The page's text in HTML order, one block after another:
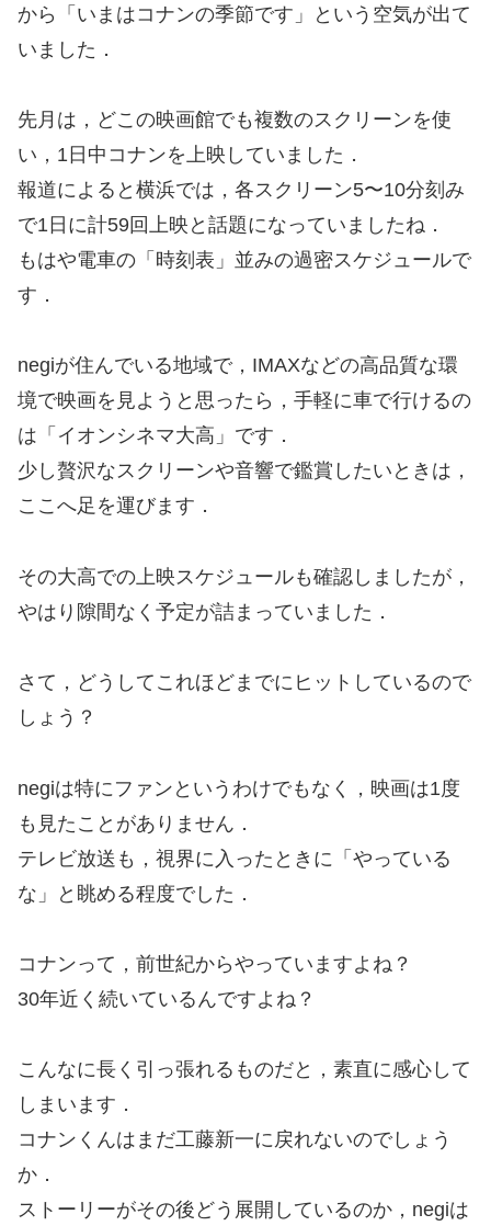
から「いまはコナンの季節です」という空気が出て
いました．
先月は，どこの映画館でも複数のスクリーンを使
い，1日中コナンを上映していました．
報道によると横浜では，各スクリーン5〜10分刻み
で1日に計59回上映と話題になっていましたね．
もはや電車の「時刻表」並みの過密スケジュールで
す．
negiが住んでいる地域で，IMAXなどの高品質な環
境で映画を見ようと思ったら，手軽に車で行けるの
は「イオンシネマ大高」です．
少し贅沢なスクリーンや音響で鑑賞したいときは，
ここへ足を運びます．
その大高での上映スケジュールも確認しましたが，
やはり隙間なく予定が詰まっていました．
さて，どうしてこれほどまでにヒットしているので
しょう？
negiは特にファンというわけでもなく，映画は1度
も見たことがありません．
テレビ放送も，視界に入ったときに「やっている
な」と眺める程度でした．
コナンって，前世紀からやっていますよね？
30年近く続いているんですよね？
こんなに長く引っ張れるものだと，素直に感心して
しまいます．
コナンくんはまだ工藤新一に戻れないのでしょう
か．
ストーリーがその後どう展開しているのか，negiは